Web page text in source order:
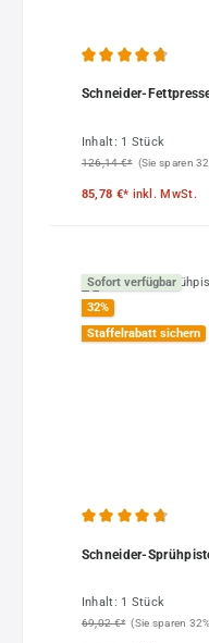
Schneider-
Inhalt: 1 Stück
126,14 €* (Sie sparen
85,78 €* inkl. MwSt.
Sofort verfügbar
32%
Staffelrabatt sichern
Schneider-
Inhalt: 1 Stück
69,02 €* (Sie sparen